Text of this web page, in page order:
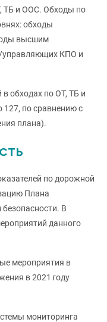
ТБ и ООС. Обходы по
обходы
высшим
управляющих КПО и
в обходах по ОТ, ТБ и
по сравнению с
плана).
по дорожной
Плана
В
данного
мероприятия в
в 2021 году
мониторинга